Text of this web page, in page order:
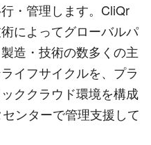
・管理します。CliQr
によってグローバルパ
造・技術の数多くの主
イフサイクルを、プラ
ククラウド環境を構成
ンターで管理支援して